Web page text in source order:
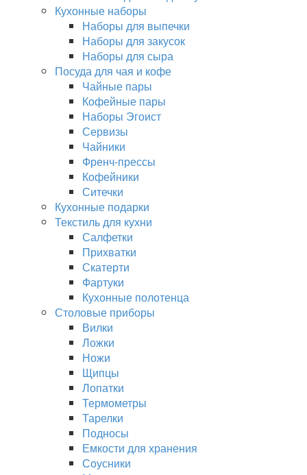
Кухонные наборы
Наборы для выпечки
Наборы для закусок
Наборы для сыра
Посуда для чая и кофе
Чайные пары
Кофейные пары
Наборы Эгоист
Сервизы
Чайники
Френч-прессы
Кофейники
Ситечки
Кухонные подарки
Текстиль для кухни
Салфетки
Прихватки
Скатерти
Фартуки
Кухонные полотенца
Столовые приборы
Вилки
Ложки
Ножи
Щипцы
Лопатки
Термометры
Тарелки
Подносы
Емкости для хранения
Соусники